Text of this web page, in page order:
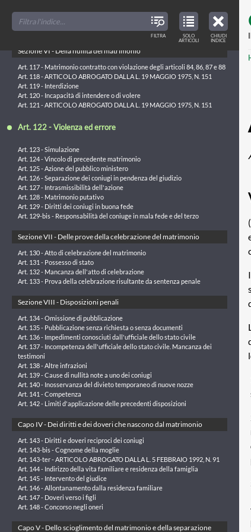
TABLE
OF
CONTENTS
CHIUDI
INDICE
TOC
TITLES
FILTRA
VIEW
ONLY
ARTICLES
IN
SOLO
ARTICOLI
Art. 115 - Matrimonio del cittadino all'estero
Art. 116 - Matrimonio dello straniero nel Regno
Sezione VI - Della nullità del matrimonio
Art. 117 - Matrimonio contratto con violazione degli articoli 84, 86, 87 e 88
Art. 118 - ARTICOLO ABROGATO DALLA L. 19 MAGGIO 1975, N. 151
Art. 119 - Interdizione
Art. 120 - Incapacità di intendere o di volere
Art. 121 - ARTICOLO ABROGATO DALLA L. 19 MAGGIO 1975, N. 151
Art. 122 - Violenza ed errore
Art. 123 - Simulazione
Art. 124 - Vincolo di precedente matrimonio
Art. 125 - Azione del pubblico ministero
Art. 126 - Separazione dei coniugi in pendenza del giudizio
Art. 127 - Intrasmissibilità dell'azione
Art. 128 - Matrimonio putativo
Art. 129 - Diritti dei coniugi in buona fede
Art. 129-bis - Responsabilità del coniuge in mala fede e del terzo
Sezione VII - Delle prove della celebrazione del matrimonio
Art. 130 - Atto di celebrazione del matrimonio
Art. 131 - Possesso di stato
Art. 132 - Mancanza dell'atto di celebrazione
Art. 133 - Prova della celebrazione risultante da sentenza penale
Sezione VIII - Disposizioni penali
Art. 134 - Omissione di pubblicazione
Art. 135 - Pubblicazione senza richiesta o senza documenti
Art. 136 - Impedimenti conosciuti dall'ufficiale dello stato civile
Art. 137 - Incompetenza dell'ufficiale dello stato civile. Mancanza dei
testimoni
Art. 138 - Altre infrazioni
Art. 139 - Cause di nullità note a uno dei coniugi
Art. 140 - Inosservanza del divieto temporaneo di nuove nozze
Art. 141 - Competenza
Art. 142 - Limiti d'applicazione delle precedenti disposizioni
Capo IV - Dei diritti e dei doveri che nascono dal matrimonio
Art. 143 - Diritti e doveri reciproci dei coniugi
Art. 143-bis - Cognome della moglie
Art. 143-ter - ARTICOLO ABROGATO DALLA L. 5 FEBBRAIO 1992, N. 91
Art. 144 - Indirizzo della vita familiare e residenza della famiglia
Art. 145 - Intervento del giudice
Art. 146 - Allontanamento dalla residenza familiare
Art. 147 - Doveri verso i figli
Art. 148 - Concorso negli oneri
Capo V - Dello scioglimento del matrimonio e della separazione